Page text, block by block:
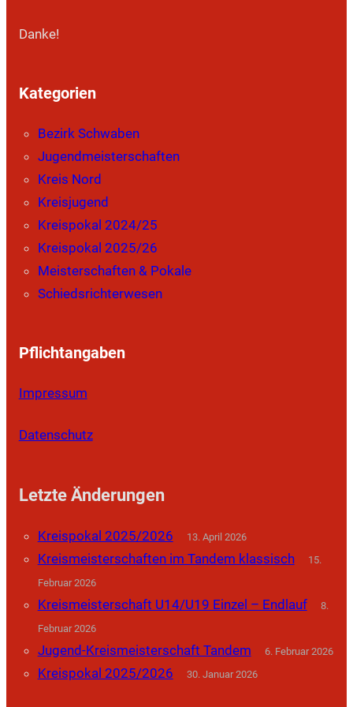
Danke!
Kategorien
Bezirk Schwaben
Jugendmeisterschaften
Kreis Nord
Kreisjugend
Kreispokal 2024/25
Kreispokal 2025/26
Meisterschaften & Pokale
Schiedsrichterwesen
Pflichtangaben
Impressum
Datenschutz
Letzte Änderungen
Kreispokal 2025/2026 13. April 2026
Kreismeisterschaften im Tandem klassisch
15.
Februar 2026
Kreismeisterschaft U14/U19 Einzel – Endlauf
8.
Februar 2026
Jugend-Kreismeisterschaft Tandem 6. Februar 2026
Kreispokal 2025/2026 30. Januar 2026